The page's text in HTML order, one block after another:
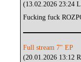
(13.02.2026 23:24
Fucking fuck
Full stream 7" EP
(20.01.2026 13:12